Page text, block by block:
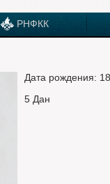
РНФКК
Дата рождения:
5 Дан